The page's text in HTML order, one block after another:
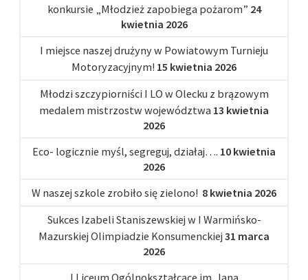
konkursie „Młodzież zapobiega pożarom” 24
kwietnia 2026
I miejsce naszej drużyny w Powiatowym Turnieju
Motoryzacyjnym! 15 kwietnia 2026
Młodzi szczypiorniści I LO w Olecku z brązowym
medalem mistrzostw województwa 13 kwietnia
2026
Eco- logicznie myśl, segreguj, działaj…. 10 kwietnia
2026
W naszej szkole zrobiło się zielono! 8 kwietnia 2026
Sukces Izabeli Staniszewskiej w I Warmińsko-
Mazurskiej Olimpiadzie Konsumenckiej 31 marca
2026
I Liceum Ogólnokształcące im. Jana